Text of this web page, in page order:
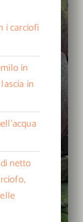
i carciofi
in
in
netto